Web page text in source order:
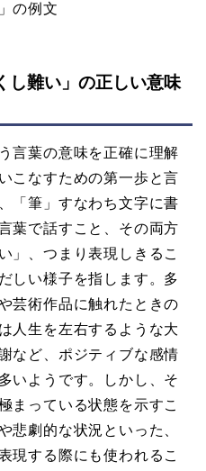
の例文
し難い」の正しい意味
言葉の意味を正確に理解
こなすための第一歩と言
「筆」すなわち文字に書
葉で話すこと、その両方
」、つまり表現しきるこ
しい様子を指します。多
芸術作品に触れたときの
人生を左右するような大
など、ポジティブな感情
いようです。しかし、そ
まっている状態を示すこ
悲劇的な状況といった、
現する際にも使われるこ